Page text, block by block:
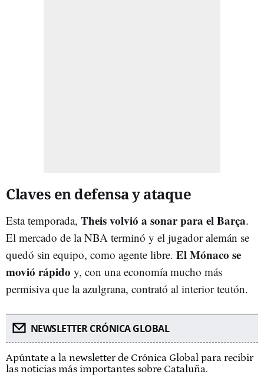
Claves en defensa y ataque
Esta temporada, Theis volvió a sonar para el Barça.
El mercado de la NBA terminó y el jugador alemán se
quedó sin equipo, como agente libre. El Mónaco se
movió rápido y, con una economía mucho más
permisiva que la azulgrana, contrató al interior teutón.
NEWSLETTER CRÓNICA GLOBAL
Apúntate a la newsletter de Crónica Global para recibir
las noticias más importantes sobre Cataluña.